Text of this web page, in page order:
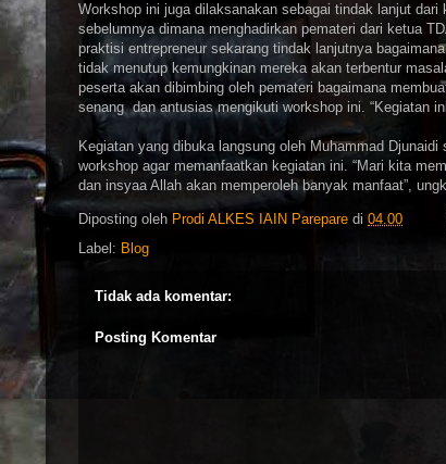
Workshop ini juga dilaksanakan sebagai tindak lanjut
sebelumnya dimana menghadirkan pemateri dari ketua
praktisi entrepreneur sekarang tindak lanjutnya
tidak menutup kemungkinan mereka akan terbentur
peserta akan dibimbing oleh pemateri bagaimana
senang dan antusias mengikuti workshop ini. “Kegiatan
Kegiatan yang dibuka langsung oleh Muhammad
workshop agar memanfaatkan kegiatan ini. “Mari kita
dan insyaa Allah akan memperoleh banyak manfaat”,
Diposting oleh Prodi ALKES IAIN Parepare di 04.00
Label: Blog
Tidak ada komentar:
Posting Komentar